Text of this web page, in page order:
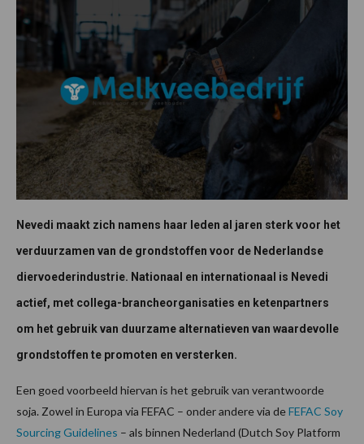
Nevedi maakt zich namens haar leden al jaren sterk voor het
verduurzamen van de grondstoffen voor de Nederlandse
diervoederindustrie. Nationaal en internationaal is Nevedi
actief, met collega-brancheorganisaties en ketenpartners
om het gebruik van duurzame alternatieven van waardevolle
grondstoffen te promoten en versterken.
Een goed voorbeeld hiervan is het gebruik van verantwoorde
soja. Zowel in Europa via FEFAC – onder andere via deFEFAC Soy
Sourcing Guidelines – als binnen Nederland (Dutch Soy Platform